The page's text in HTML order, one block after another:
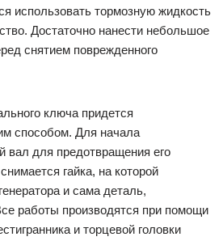
использовать тормозную жидкость
Достаточно нанести небольшое
снятием поврежденного
ключа придется
способом. Для начала
вал для предотвращения его
гайка, на которой
и сама деталь,
работы производятся при помощи
и торцевой головки